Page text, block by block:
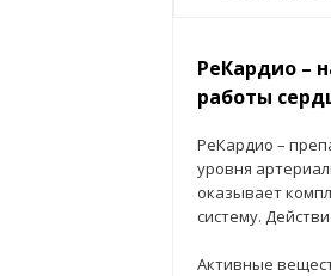
РеКардио –
работы
РеКардио –
уровня
оказывает
систему.
Активные